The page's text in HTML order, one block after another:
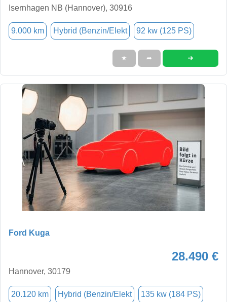
Isernhagen NB (Hannover), 30916
9.000 km Hybrid (Benzin/Elekt 92 kw (125 PS)
★ ➦ ➜
Ford Kuga
28.490 €
Hannover, 30179
20.120 km Hybrid (Benzin/Elekt 135 kw (184 PS)